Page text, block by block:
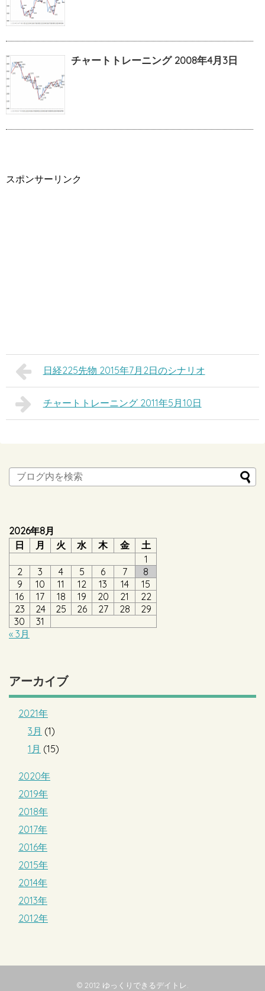
チャートトレーニング 2008年4月3日
スポンサーリンク
日経225先物 2015年7月2日のシナリオ
チャートトレーニング 2011年5月10日
2026年8月
日
月 火 水 木 金
土
1
2
3 4 5 6 7
8
9
10 11 12 13 14
15
16
17 18 19 20 21
22
23
24 25 26 27 28
29
30
31
« 3月
アーカイブ
2021年
3月 (1)
1月 (15)
2020年
2019年
2018年
2017年
2016年
2015年
2014年
2013年
2012年
© 2012 ゆっくりできるデイトレ.